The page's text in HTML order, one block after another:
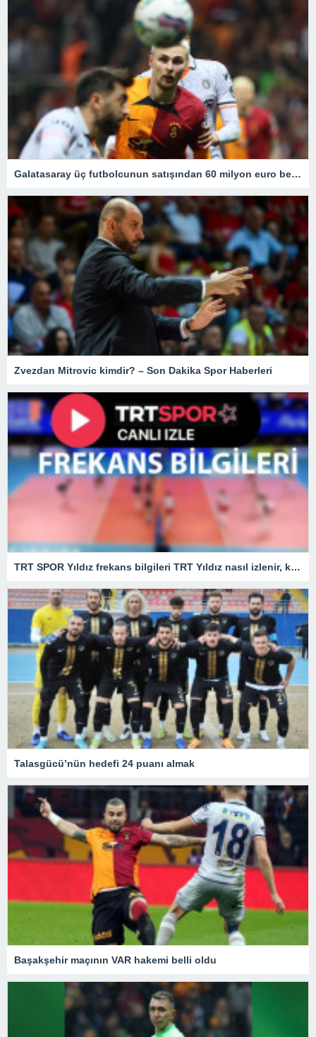
Galatasaray üç futbolcunun satışından 60 milyon euro bekliyor
Zvezdan Mitrovic kimdir? – Son Dakika Spor Haberleri
TRT SPOR Yıldız frekans bilgileri TRT Yıldız nasıl izlenir, kaçıncı kanalda?
Talasgücü’nün hedefi 24 puanı almak
Başakşehir maçının VAR hakemi belli oldu